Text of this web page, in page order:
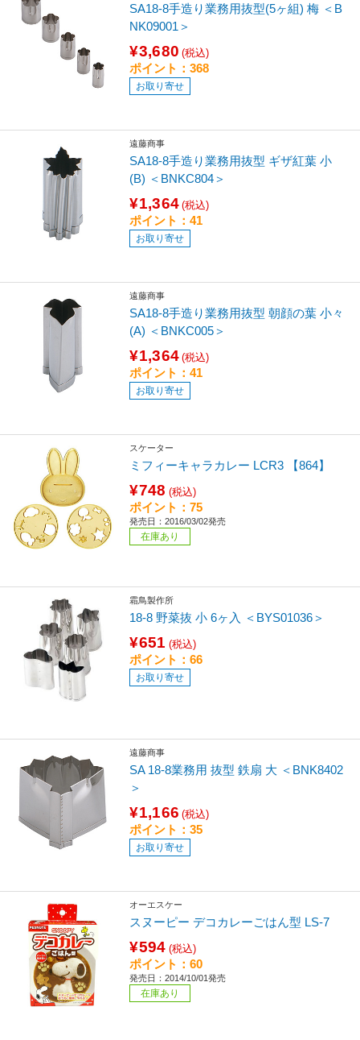
SA18-8手造り業務用抜型(5ヶ組) 梅 ＜B
NK09001＞
¥3,680 (税込)
ポイント：368
お取り寄せ
遠藤商事
SA18-8手造り業務用抜型 ギザ紅葉 小
(B) ＜BNKC804＞
¥1,364 (税込)
ポイント：41
お取り寄せ
遠藤商事
SA18-8手造り業務用抜型 朝顔の葉 小々
(A) ＜BNKC005＞
¥1,364 (税込)
ポイント：41
お取り寄せ
スケーター
ミフィーキャラカレー LCR3 【864】
¥748 (税込)
ポイント：75
発売日：2016/03/02発売
在庫あり
霜鳥製作所
18-8 野菜抜 小 6ヶ入 ＜BYS01036＞
¥651 (税込)
ポイント：66
お取り寄せ
遠藤商事
SA 18-8業務用 抜型 鉄扇 大 ＜BNK8402
＞
¥1,166 (税込)
ポイント：35
お取り寄せ
オーエスケー
スヌーピー デコカレーごはん型 LS-7
¥594 (税込)
ポイント：60
発売日：2014/10/01発売
在庫あり